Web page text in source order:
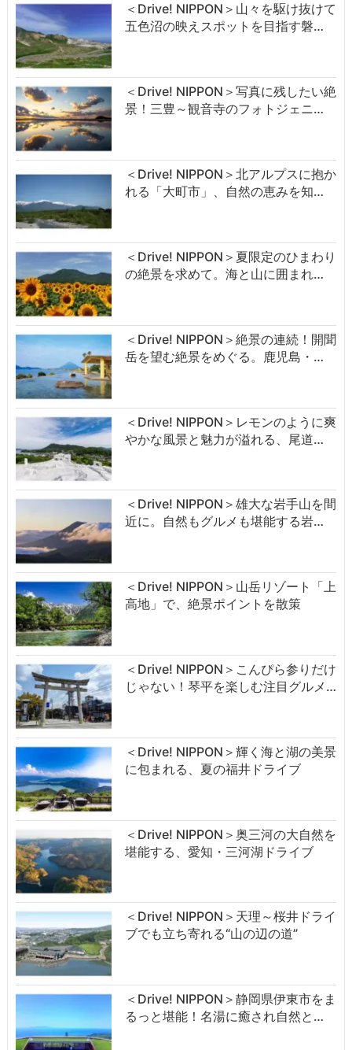
＜Drive! NIPPON＞山々を駆け抜けて
五色沼の映えスポットを目指す磐…
＜Drive! NIPPON＞写真に残したい絶
景！三豊～観音寺のフォトジェニ…
＜Drive! NIPPON＞北アルプスに抱か
れる「大町市」、自然の恵みを知…
＜Drive! NIPPON＞夏限定のひまわり
の絶景を求めて。海と山に囲まれ…
＜Drive! NIPPON＞絶景の連続！開聞
岳を望む絶景をめぐる。鹿児島・…
＜Drive! NIPPON＞レモンのように爽
やかな風景と魅力が溢れる、尾道…
＜Drive! NIPPON＞雄大な岩手山を間
近に。自然もグルメも堪能する岩…
＜Drive! NIPPON＞山岳リゾート「上
高地」で、絶景ポイントを散策
＜Drive! NIPPON＞こんぴら参りだけ
じゃない！琴平を楽しむ注目グルメ…
＜Drive! NIPPON＞輝く海と湖の美景
に包まれる、夏の福井ドライブ
＜Drive! NIPPON＞奥三河の大自然を
堪能する、愛知・三河湖ドライブ
＜Drive! NIPPON＞天理～桜井ドライ
ブでも立ち寄れる“山の辺の道”
＜Drive! NIPPON＞静岡県伊東市をま
るっと堪能！名湯に癒され自然と…